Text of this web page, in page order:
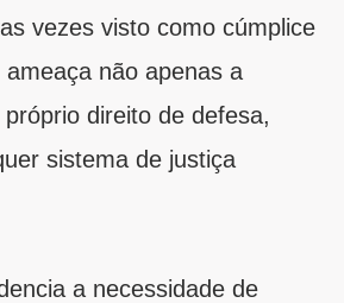
vezes visto como cúmplice
não apenas a
direito de defesa,
sistema de justiça
a necessidade de